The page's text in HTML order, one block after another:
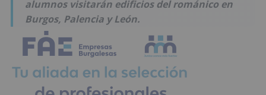
alumnos visitarán edificios del románico en
Burgos, Palencia y León.